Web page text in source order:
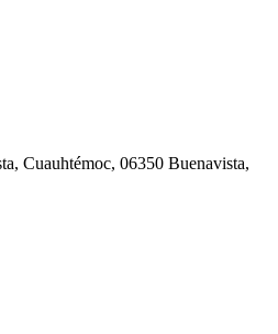
Cuauhtémoc, 06350 Buenavista,